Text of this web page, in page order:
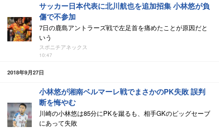
サッカー日本代表に北川航也を追加招集 小林悠が負
傷で不参加
7日の鹿島アントラーズ戦で左足首を痛めたことが原因だと
いう
スポニチアネックス
10:47
2018年9月27日
小林悠が湘南ベルマーレ戦でまさかのPK失敗 誤判
断を悔やむ
川崎の小林悠は85分にPKを蹴るも、相手GKのビッグセーブ
にあって失敗